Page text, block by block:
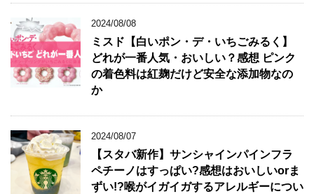
2024/08/08
ミスド【白いポン・デ・いちごみるく】
どれが一番人気・おいしい？感想 ピンク
の着色料は紅麹だけど安全な添加物なの
か
2024/08/07
【スタバ新作】サンシャインパインフラ
ペチーノはすっぱい?感想はおいしいorま
ずい!?喉がイガイガするアレルギーについ